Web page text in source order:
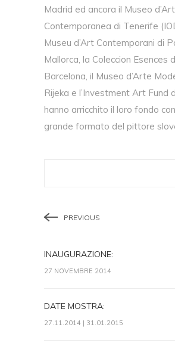
Madrid ed ancora il Museo
Contemporanea di Tenerife
Museu d’Art Contemporani di
Mallorca, la Coleccion Esences
Barcelona, il Museo d’Arte
Rijeka e l’Investment Art Fund
hanno arricchito il loro fondo
grande formato del pittore
PREVIOUS
INAUGURAZIONE:
27 NOVEMBRE 2014
DATE MOSTRA:
27.11.2014 | 31.01.2015